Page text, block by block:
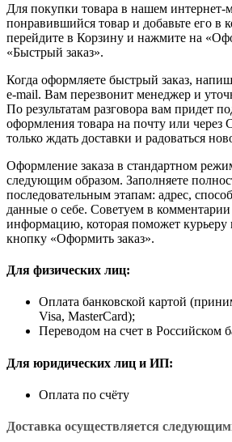
Для покупки товара в нашем интернет-
понравившийся товар и добавьте его в
перейдите в Корзину и нажмите на
«Быстрый заказ».
Когда оформляете быстрый заказ,
e-mail. Вам перезвонит менеджер и
По результатам разговора вам придет
оформления товара на почту или через
только ждать доставки и радоваться
Оформление заказа в стандартном
следующим образом. Заполняете
последовательным этапам: адрес,
данные о себе. Советуем в комментарии
информацию, которая поможет
кнопку «Оформить заказ».
Для физических лиц:
Оплата банковской картой
Visa, MasterCard);
Переводом на счет в Российском
Для юридических лиц и ИП:
Оплата по счёту
Доставка осуществляется